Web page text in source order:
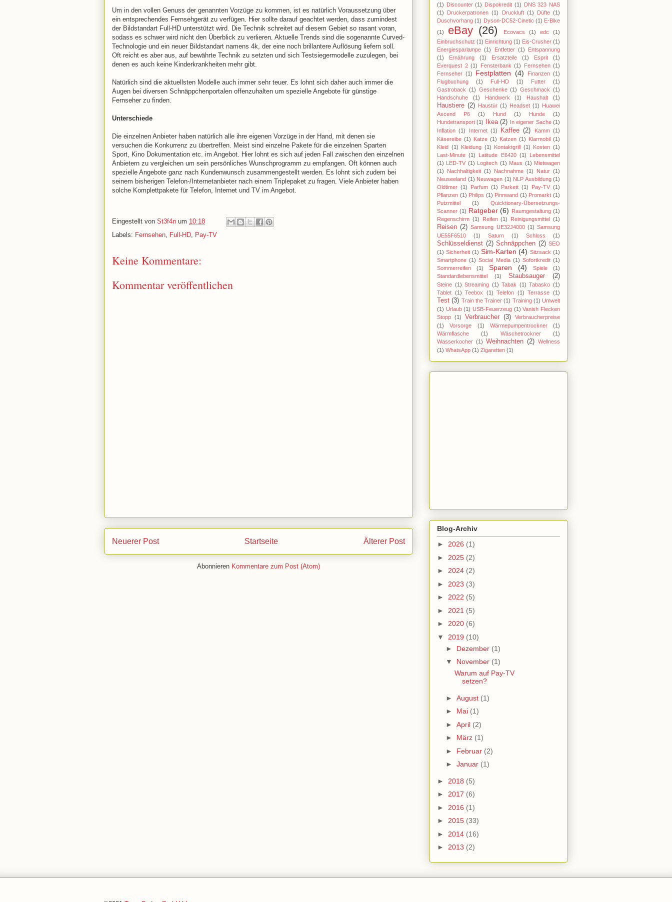
Um in den vollen Genuss der genannten Vorzüge zu kommen, ist es natürlich Voraussetzung über
ein entsprechendes Fernsehgerät zu verfügen. Hier sollte darauf geachtet werden, dass zumindest
der Bildstandart Full-HD unterstützt wird. Die Technik schreitet auf diesem Gebiet so rasant voran,
sodass es schwer wird nicht den Überblick zu verlieren. Aktuelle Trends sind die sogenannte Curved-
Technologie und ein neuer Bildstandart namens 4k, der eine noch brillantere Auflösung liefern soll.
Oft reicht es aber aus, auf bewährte Technik zu setzten und sich Testsiegermodelle zuzulegen, bei
denen es auch keine Kinderkrankheiten mehr gibt.
Natürlich sind die aktuellsten Modelle auch immer sehr teuer. Es lohnt sich daher auch immer die
Augen bei diversen Schnäppchenportalen offenzuhalten um spezielle Angebote für günstige
Fernseher zu finden.
Unterschiede
Die einzelnen Anbieter haben natürlich alle ihre eigenen Vorzüge in der Hand, mit denen sie
versuchen die Konkurrenz zu übertreffen. Meist sind einzelne Pakete für die einzelnen Sparten
Sport, Kino Dokumentation etc. im Angebot. Hier lohnt es sich auf jeden Fall zwischen den einzelnen
Anbietern zu vergleichen um sein persönliches Wunschprogramm zu empfangen. Oft können auch
spezielle Angebote ganz nach Kundenwunsch zusammengestellt werden. Es lohnt sich zudem bei
seinem bisherigen Telefon-/Internetanbieter nach einem Triplepaket zu fragen. Viele Anbieter haben
solche Komplettpakete für Telefon, Internet und TV im Angebot.
Eingestellt von St3f4n um 10:18
Labels: Fernsehen, Full-HD, Pay-TV
Keine Kommentare:
Kommentar veröffentlichen
Neuerer Post Älterer Post
Startseite
Abonnieren Kommentare zum Post (Atom)
(1) Discounter (1) Dispokredit (1) DNS 323 NAS
(1)
Druckerpatronen (1) Druckluft (1) Düfte (1)
Duschvorhang (1) Dyson-DC52-Cinetic (1) E-Bike
(1)
eBay (26) Ecovacs (1) edc
(1)
Einbruchschutz (1) Einrichtung (1) Eis-Crusher (1)
Energiesparlampe (1) Entfetter (1)
Entspannung
(1)
Ernährung (1) Ersatzteile (1) Esprit
(1)
Everquest 2 (1) Fensterbank (1) Fernsehen (1)
Fernseher (1) Festplatten (4) Finanzen (1)
Flugbuchung
(1) Full-HD (1) Futter
(1)
Gastroback (1) Geschenke (1) Geschmack (1)
Handschuhe
(1) Handwerk (1) Haushalt (1)
Haustiere (2) Haustür (1) Headset (1) Huawei
Ascend P6
(1) Hund (1) Hunde
(1)
Hundetransport (1) Ikea (2) In eigener Sache (1)
Inflation (1) Internet (1) Kaffee (2) Kamm (1)
Käsereibe (1) Katze (1) Katzen (1) Klarmobil (1)
Kleid (1) Kleidung (1) Kontaktgrill (1) Kosten (1)
Last-Minute (1) Latitude E6420 (1)
Lebensmittel
(1) LED-TV (1) Logitech (1) Maus (1) Mietwagen
(1)
Nachhaltigkeit (1) Nachnahme (1) Natur (1)
Neuseeland (1) Neuwagen (1) NLP Ausbildung (1)
Oldtimer (1) Parfum (1) Parkett (1) Pay-TV (1)
Pflanzen (1) Philips (1) Pinnwand (1) Promarkt (1)
Putzmittel
(1)
Quicktionary-Übersetzungs-
Scanner (1) Ratgeber (6) Raumgestaltung (1)
Regenschirm (1) Reifen (1) Reinigungsmittel (1)
Reisen (2) Samsung UE32J4000 (1) Samsung
UE55F6510
(1) Saturn (1) Schloss (1)
Schlüsseldienst (2) Schnäppchen (2) SEO
(1) Sicherheit (1) Sim-Karten (4) Sitzsack (1)
Smartphone (1) Social Media (1) Sofortkredit (1)
Sommerreifen
(1) Sparen (4) Spiele
(1)
Standardlebensmittel
(1) Staubsauger (2)
Steine (1) Streaming (1) Tabak (1) Tabasko (1)
Tablet (1) Teebox (1) Telefon (1) Terrasse (1)
Test (3) Train the Trainer (1) Training (1) Umwelt
(1) Urlaub (1) USB-Feuerzeug (1) Vanish Flecken
Stopp (1) Verbraucher (3)
Verbraucherpreise
(1)
Vorsorge (1) Wärmepumpentrockner
(1)
Wärmflasche
(1) Wäschetrockner
(1)
Wasserkocher (1) Weihnachten (2) Wellness
(1) WhatsApp (1) Zigaretten (1)
Blog-Archiv
► 2026 (1)
► 2025 (2)
► 2024 (2)
► 2023 (3)
► 2022 (5)
► 2021 (5)
► 2020 (6)
▼ 2019 (10)
► Dezember (1)
▼ November (1)
Warum auf Pay-TV
setzen?
► August (1)
► Mai (1)
► April (2)
► März (1)
► Februar (2)
► Januar (1)
► 2018 (5)
► 2017 (6)
► 2016 (1)
► 2015 (33)
► 2014 (16)
► 2013 (2)